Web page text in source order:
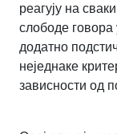
реагују на
слободе
додатно
неједнаке
зависности од